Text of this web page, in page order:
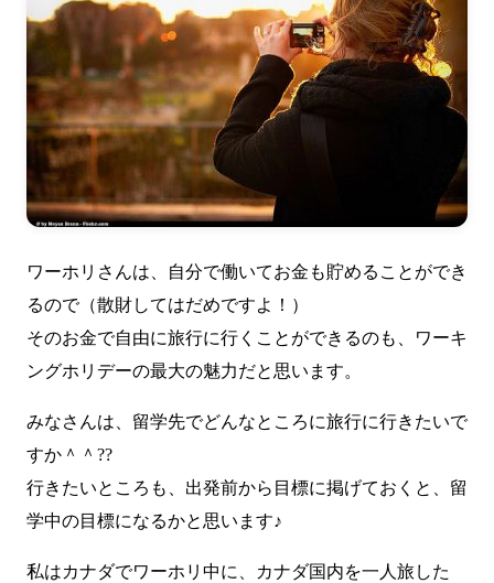
ワーホリさんは、自分で働いてお金も貯めることができ
るので（散財してはだめですよ！）
そのお金で自由に旅行に行くことができるのも、ワーキ
ングホリデーの最大の魅力だと思います。
みなさんは、留学先でどんなところに旅行に行きたいで
すか＾＾??
行きたいところも、出発前から目標に掲げておくと、留
学中の目標になるかと思います♪
私はカナダでワーホリ中に、カナダ国内を一人旅した